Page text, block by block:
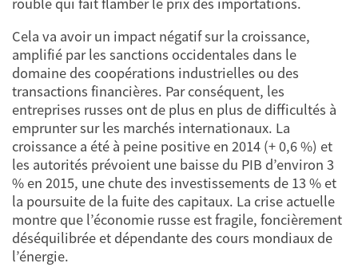
Cela va avoir un impact négatif sur la croissance,
amplifié par les sanctions occidentales dans le
domaine des coopérations industrielles ou des
transactions financières. Par conséquent, les
entreprises russes ont de plus en plus de difficultés à
emprunter sur les marchés internationaux. La
croissance a été à peine positive en 2014 (+ 0,6 %) et
les autorités prévoient une baisse du PIB d’environ 3
% en 2015, une chute des investissements de 13 % et
la poursuite de la fuite des capitaux. La crise actuelle
montre que l’économie russe est fragile, foncièrement
déséquilibrée et dépendante des cours mondiaux de
l’énergie.